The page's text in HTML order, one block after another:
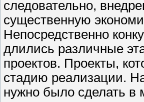
следовательно,
существенную
Непосредственно
длились различные
проектов. Проекты,
стадию реализации.
нужно было сделать в